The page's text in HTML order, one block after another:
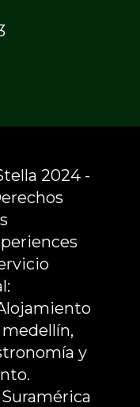
2024 -
medellín,
y